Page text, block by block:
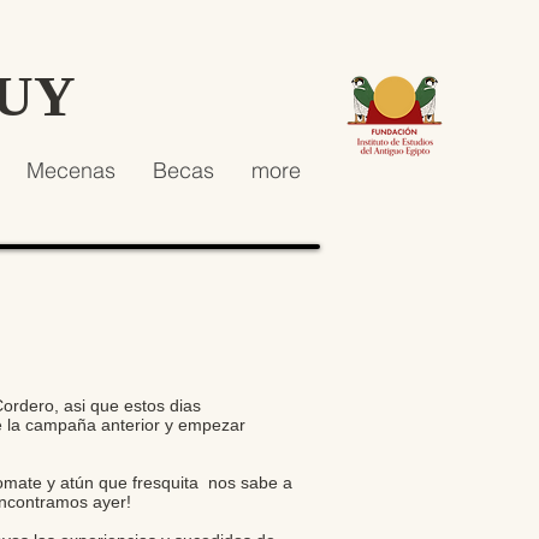
Mecenas Becas more
asi que estos dias
campaña anterior y empezar
y atún que fresquita nos sabe a
ayer!